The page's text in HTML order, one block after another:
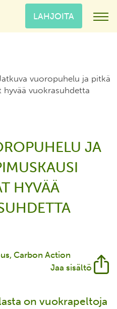
LAHJOITA
vuoropuhelu ja pitkä
vuokrasuhdetta
JA
HYVÄÄ
Carbon Action
Jaa sisältö
on vuokrapeltoja